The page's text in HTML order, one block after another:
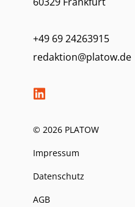
+49 69 24263915
redaktion@platow.de
© 2026 PLATOW
Impressum
Datenschutz
AGB